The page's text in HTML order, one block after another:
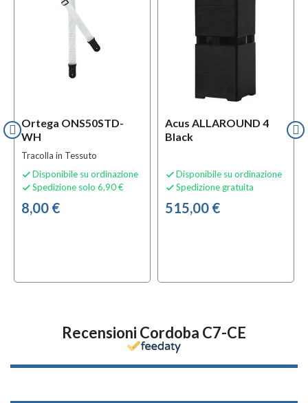
Ortega ONS50STD-
WH
Tracolla in Tessuto
 Disponibile su ordinazione
 Spedizione solo 6,90 €
8,00 €
Acus ALLAROUND 4
Black
 Disponibile su ordinazione
 Spedizione gratuita
515,00 €
Recensioni Cordoba C7-CE